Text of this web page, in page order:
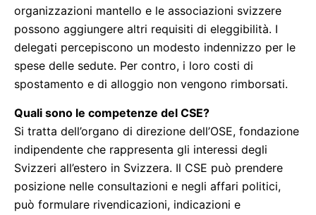
organizzazioni mantello e le associazioni svizzere
possono aggiungere altri requisiti di eleggibilità. I
delegati percepiscono un modesto indennizzo per le
spese delle sedute. Per contro, i loro costi di
spostamento e di alloggio non vengono rimborsati.
Quali sono le competenze del CSE?
Si tratta dell’organo di direzione dell’OSE, fondazione
indipendente che rappresenta gli interessi degli
Svizzeri all’estero in Svizzera. Il CSE può prendere
posizione nelle consultazioni e negli affari politici,
può formulare rivendicazioni, indicazioni e